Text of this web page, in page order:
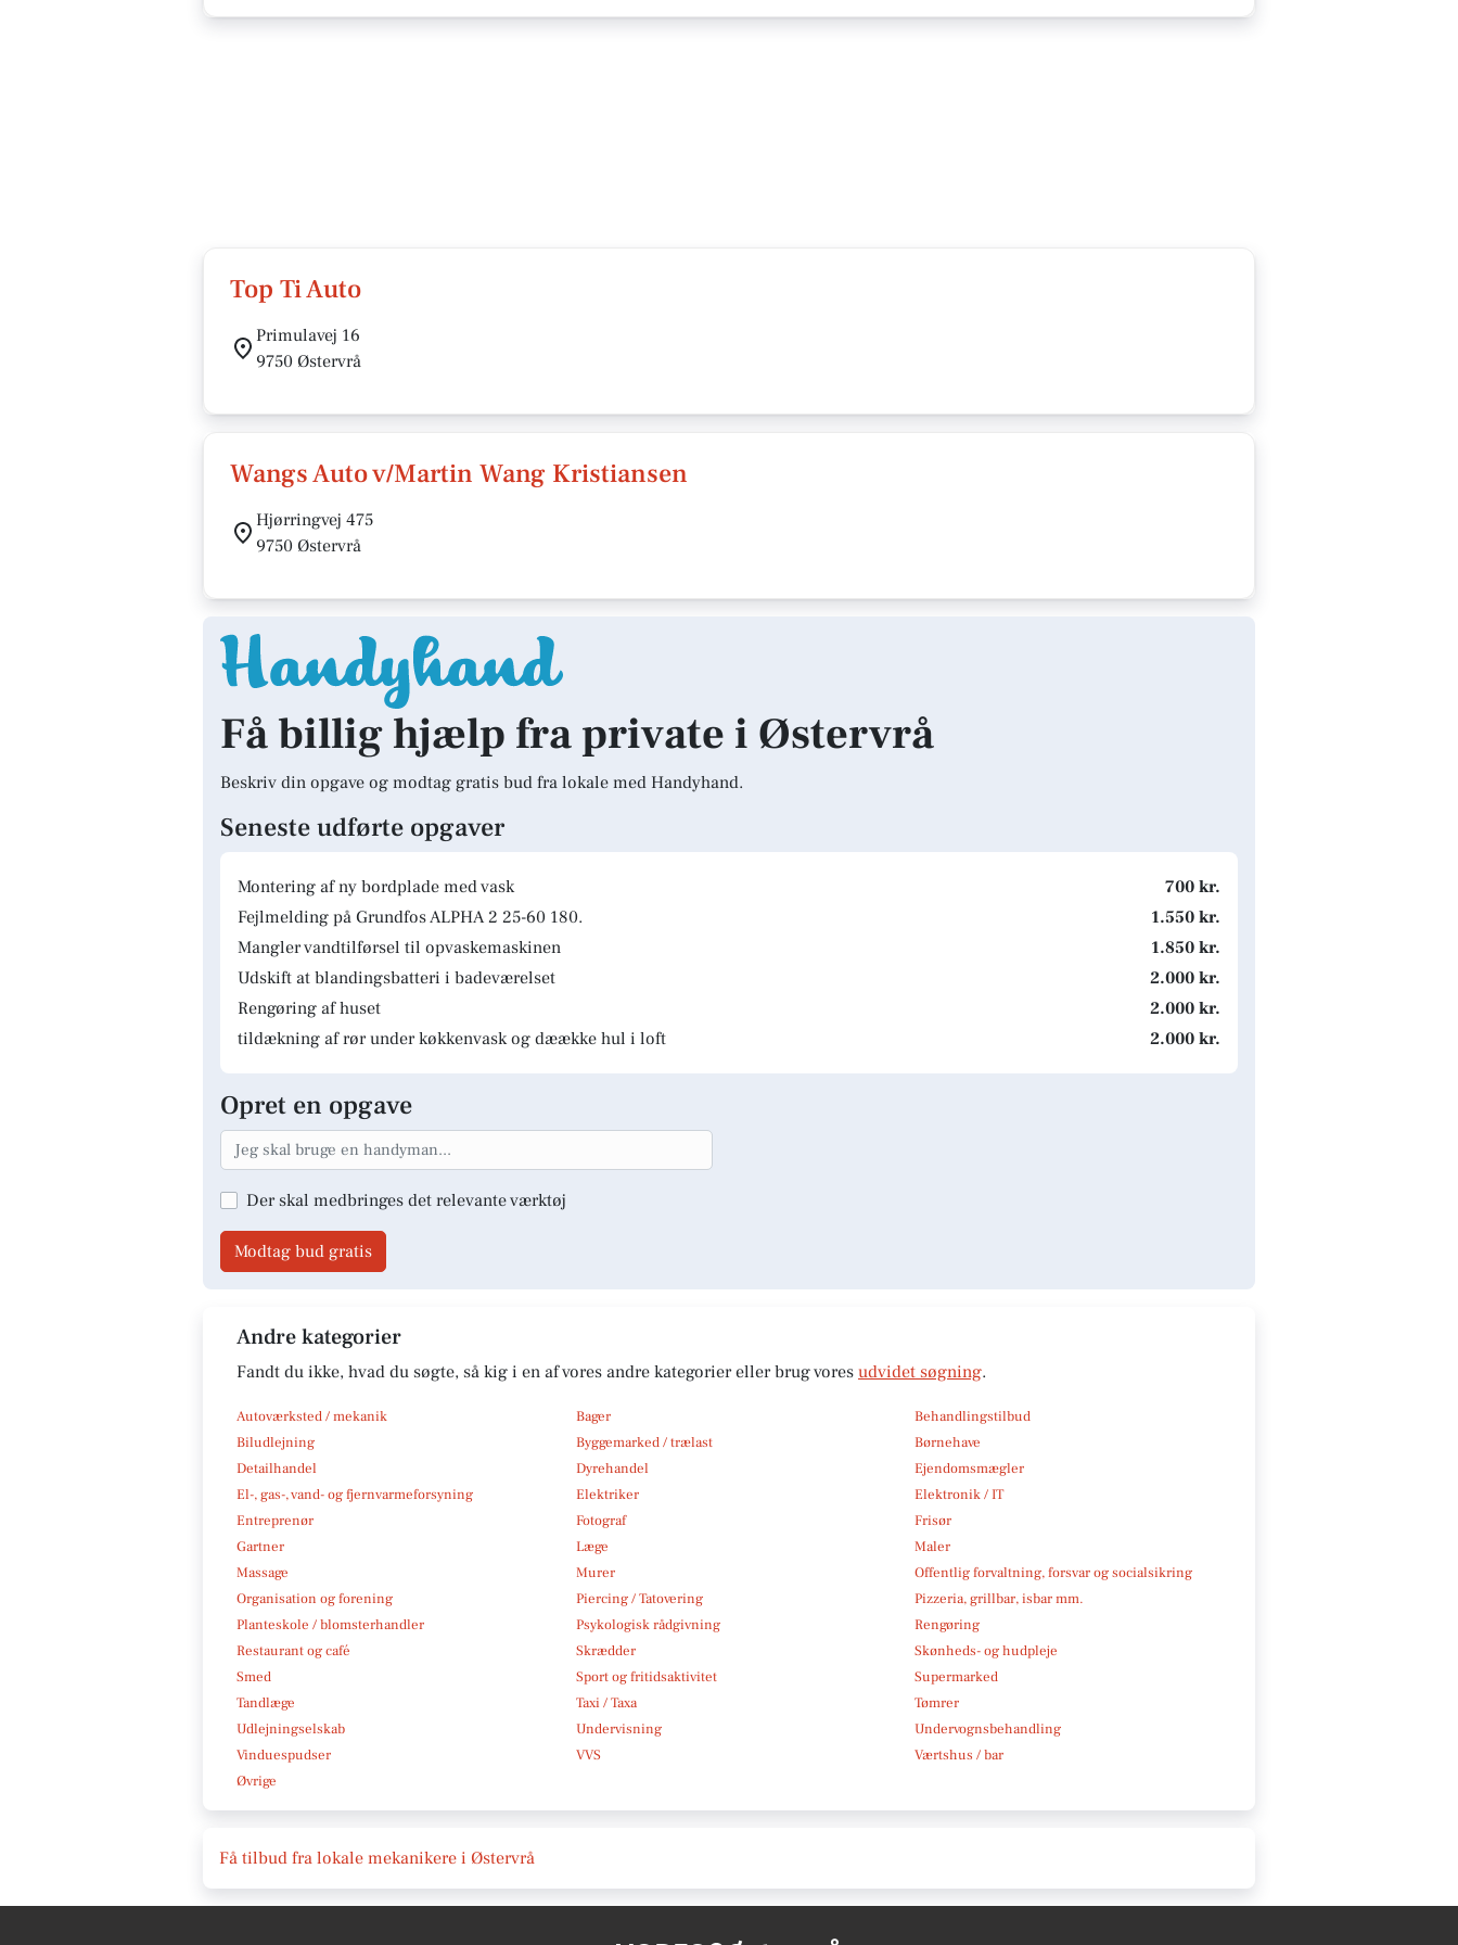
Top Ti Auto
Primulavej 16
9750 Østervrå
Wangs Auto v/Martin Wang Kristiansen
Hjørringvej 475
9750 Østervrå
Få billig hjælp fra private i Østervrå
Beskriv din opgave og modtag gratis bud fra lokale med Handyhand.
Seneste udførte opgaver
Montering af ny bordplade med vask
700 kr.
Fejlmelding på Grundfos ALPHA 2 25-60 180.
1.550 kr.
Mangler vandtilførsel til opvaskemaskinen
1.850 kr.
Udskift at blandingsbatteri i badeværelset
2.000 kr.
Rengøring af huset
2.000 kr.
tildækning af rør under køkkenvask og dæække hul i loft
2.000 kr.
Opret en opgave
Der skal medbringes det relevante værktøj
Modtag bud gratis
Andre kategorier
Fandt du ikke, hvad du søgte, så kig i en af vores andre kategorier eller brug vores udvidet søgning.
Autoværksted / mekanik Bager
Behandlingstilbud
Biludlejning
Byggemarked / trælast
Børnehave
Detailhandel
Dyrehandel
Ejendomsmægler
El-, gas-, vand- og fjernvarmeforsyning
Elektriker
Elektronik / IT
Entreprenør
Fotograf
Frisør
Gartner
Læge
Maler
Massage
Murer
Offentlig forvaltning, forsvar og socialsikring
Organisation og forening
Piercing / Tatovering
Pizzeria, grillbar, isbar mm.
Planteskole / blomsterhandler
Psykologisk rådgivning
Rengøring
Restaurant og café
Skrædder
Skønheds- og hudpleje
Smed
Sport og fritidsaktivitet
Supermarked
Tandlæge
Taxi / Taxa
Tømrer
Udlejningselskab
Undervisning
Undervognsbehandling
Vinduespudser
VVS
Værtshus / bar
Øvrige
Få tilbud fra lokale mekanikere i Østervrå